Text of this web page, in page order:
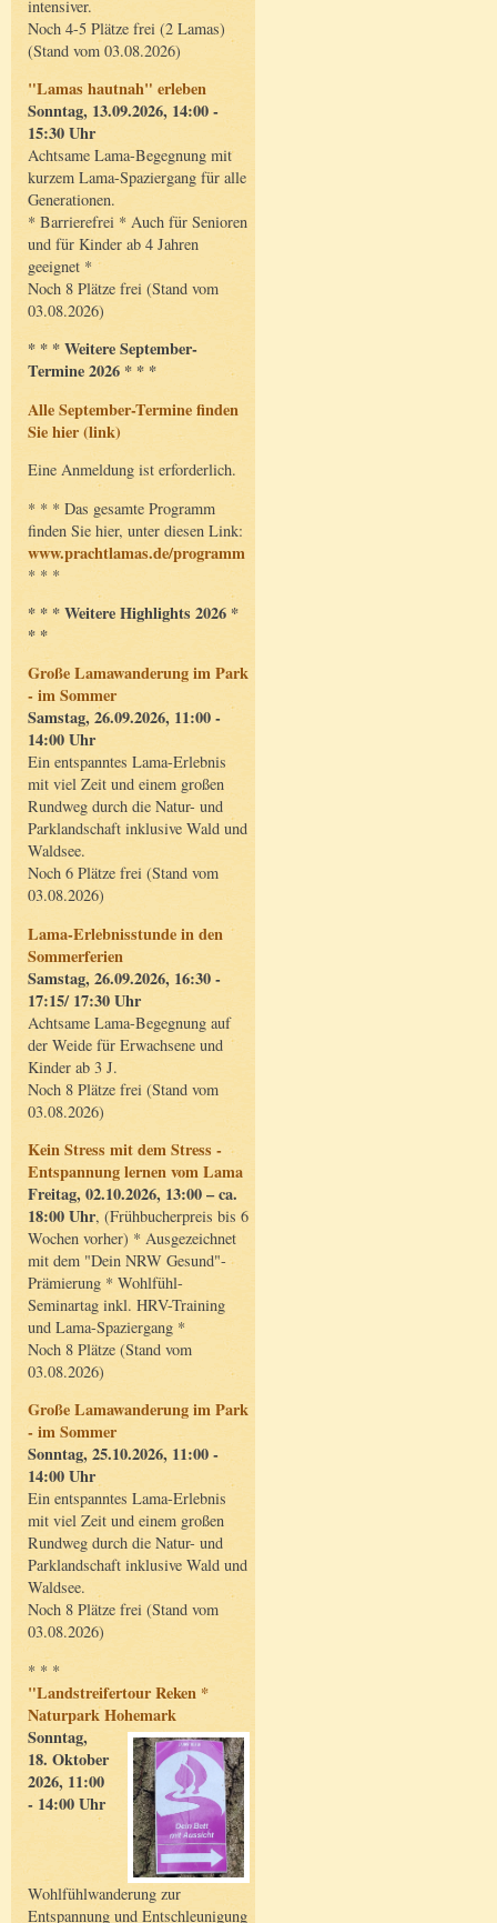
intensiver.
Noch 4-5 Plätze frei (2 Lamas)
(Stand vom 03.08.2026)
"Lamas hautnah" erleben
Sonntag, 13.09.2026, 14:00 -
15:30 Uhr
Achtsame Lama-Begegnung mit
kurzem Lama-Spaziergang für alle
Generationen.
* Barrierefrei * Auch für Senioren
und für Kinder ab 4 Jahren
geeignet *
Noch 8 Plätze frei (Stand vom
03.08.2026)
* * * Weitere September-
Termine 2026 * * *
Alle September-Termine finden
Sie hier (link)
Eine Anmeldung ist erforderlich.
* * * Das gesamte Programm
finden Sie hier, unter diesen Link:
www.prachtlamas.de/programm
* * *
* * * Weitere Highlights 2026 *
* *
Große Lamawanderung im Park
- im Sommer
Samstag, 26.09.2026, 11:00 -
14:00 Uhr
Ein entspanntes Lama-Erlebnis
mit viel Zeit und einem großen
Rundweg durch die Natur- und
Parklandschaft inklusive Wald und
Waldsee.
Noch 6 Plätze frei (Stand vom
03.08.2026)
Lama-Erlebnisstunde in den
Sommerferien
Samstag, 26.09.2026, 16:30 -
17:15/ 17:30 Uhr
Achtsame Lama-Begegnung auf
der Weide für Erwachsene und
Kinder ab 3 J.
Noch 8 Plätze frei (Stand vom
03.08.2026)
Kein Stress mit dem Stress -
Entspannung lernen vom Lama
Freitag, 02.10.2026, 13:00 – ca.
18:00 Uhr, (Frühbucherpreis bis 6
Wochen vorher) * Ausgezeichnet
mit dem "Dein NRW Gesund"-
Prämierung * Wohlfühl-
Seminartag inkl. HRV-Training
und Lama-Spaziergang *
Noch 8 Plätze (Stand vom
03.08.2026)
Große Lamawanderung im Park
- im Sommer
Sonntag, 25.10.2026, 11:00 -
14:00 Uhr
Ein entspanntes Lama-Erlebnis
mit viel Zeit und einem großen
Rundweg durch die Natur- und
Parklandschaft inklusive Wald und
Waldsee.
Noch 8 Plätze frei (Stand vom
03.08.2026)
* * *
"Landstreifertour Reken *
Naturpark Hohemark
Sonntag,
18. Oktober
2026, 11:00
- 14:00 Uhr
Wohlfühlwanderung zur
Entspannung und Entschleunigung